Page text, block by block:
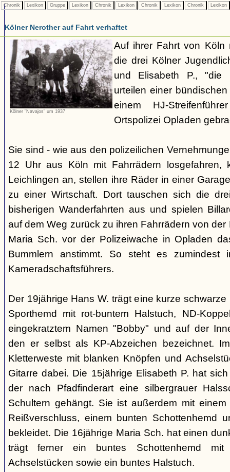
Chronik Lexikon Gruppe Lexikon Chronik Lexikon Chronik Lexikon Chronik Lexikon
Kölner Nerother auf Fahrt verhaftet
Kölner "Navajos" um 1937
Auf ihrer Fahrt von Köln
die drei Kölner
und Elisabeth P., "die
urteilen einer
einem HJ-
Ortspolizei Opladen
Sie sind - wie aus den polizeilichen
12 Uhr aus Köln mit Fahrrädern losgefahren,
Leichlingen an, stellen ihre Räder in einer
zu einer Wirtschaft. Dort tauschen sich die
bisherigen Wanderfahrten aus und spielen
auf dem Weg zurück zu ihren Fahrrädern von
Maria Sch. vor der Polizeiwache in Opladen
Bummlern anstimmt. So steht es
Kameradschaftsführers.
Der 19jährige Hans W. trägt eine kurze
Sporthemd mit rot-buntem Halstuch, ND-
eingekratztem Namen "Bobby" und auf der
den er selbst als KP-Abzeichen bezeichnet.
Kletterweste mit blanken Knöpfen und
Gitarre dabei. Die 15jährige Elisabeth P. hat
der nach Pfadfinderart eine silbergrauer
Schultern gehängt. Sie ist außerdem mit
Reißverschluss, einem bunten Schottenhemd
bekleidet. Die 16jährige Maria Sch. hat einen
trägt ferner ein buntes Schottenhemd
Achselstücken sowie ein buntes Halstuch.